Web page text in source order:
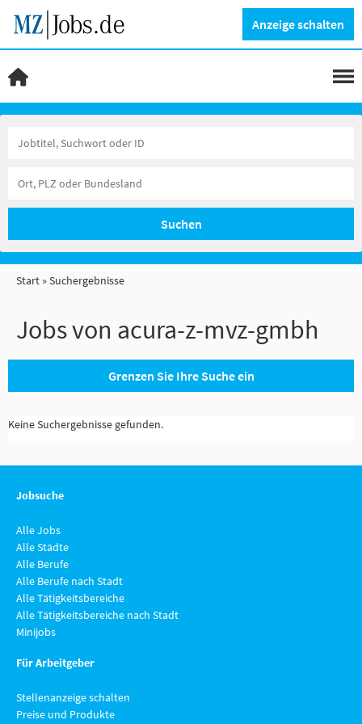
Anzeige schalten
Suchen
Start Suchergebnisse
Jobs von acura-z-mvz-gmbh
Grenzen Sie Ihre Suche ein
Keine Suchergebnisse gefunden.
Jobsuche
Alle Jobs
Alle Städte
Alle Berufe
Alle Berufe nach Stadt
Alle Tätigkeitsbereiche
Alle Tätigkeitsbereiche nach Stadt
Minijobs
Für Arbeitgeber
Stellenanzeige schalten
Preise und Produkte